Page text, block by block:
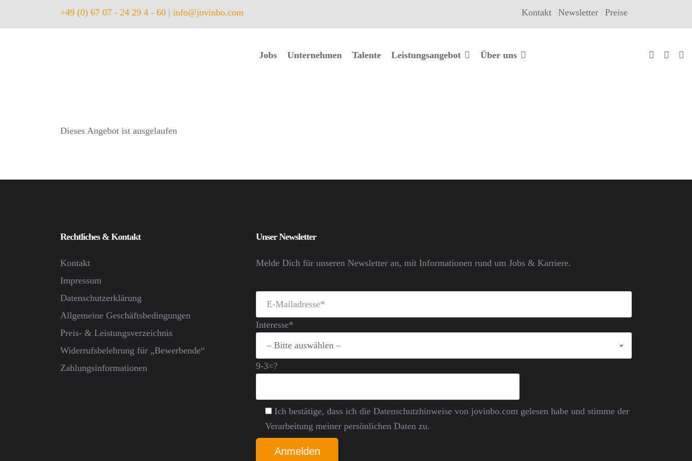
+49 (0) 67 07 - 24 29 4 - 60 | info@jovinbo.com Kontakt Newsletter Preise
Jobs Unternehmen Talente Leistungsangebot Über uns
Dieses Angebot ist ausgelaufen
Rechtliches & Kontakt
Kontakt
Impressum
Datenschutz­erklärung
Allgemeine Geschäftsbedingungen
Preis- & Leistungsverzeichnis
Widerrufsbelehrung für „Bewerbende“
Zahlungsinformationen
Unser Newsletter
Melde Dich für unseren Newsletter an, mit Informationen rund um Jobs & Karriere.
Interesse*
9-3=?
Ich bestätige, dass ich die Datenschutz­hinweise von jovinbo.com gelesen habe und stimme der
Verarbeitung meiner persönlichen Daten zu.